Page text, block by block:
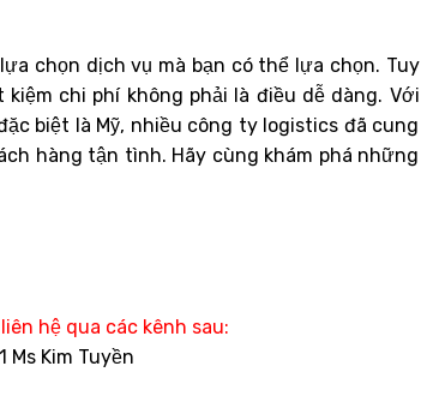
chọn dịch vụ mà bạn có thể lựa chọn. Tuy
chi phí không phải là điều dễ dàng. Với
biệt là Mỹ, nhiều công ty logistics đã cung
hàng tận tình. Hãy cùng khám phá những
hệ qua các kênh sau:
Ms Kim Tuyền